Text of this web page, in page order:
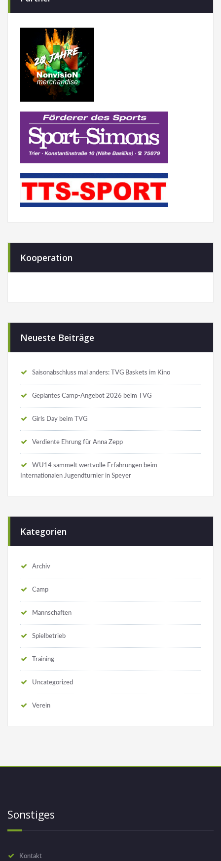
Kooperation
Neueste Beiträge
Saisonabschluss mal anders: TVG Baskets im Kino
Geplantes Camp-Angebot 2026 beim TVG
Girls Day beim TVG
Verdiente Ehrung für Anna Zepp
WU14 sammelt wertvolle Erfahrungen beim
Internationalen Jugendturnier in Speyer
Kategorien
Archiv
Camp
Mannschaften
Spielbetrieb
Training
Uncategorized
Verein
Sonstiges
Kontakt